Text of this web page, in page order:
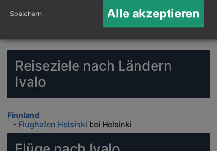
Reiseziele nach Ländern
Ivalo
Finnland
- Flughafen Helsinki bei Helsinki
Speichern Alle akzeptieren